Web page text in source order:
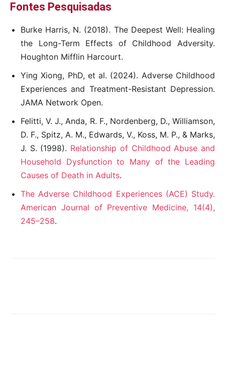
Fontes Pesquisadas
Burke Harris, N. (2018). The Deepest Well: Healing
the Long-Term Effects of Childhood Adversity.
Houghton Mifflin Harcourt.
Ying Xiong, PhD, et al. (2024). Adverse Childhood
Experiences and Treatment-Resistant Depression.
JAMA Network Open.
Felitti, V. J., Anda, R. F., Nordenberg, D., Williamson,
D. F., Spitz, A. M., Edwards, V., Koss, M. P., & Marks,
J. S. (1998). Relationship of Childhood Abuse and
Household Dysfunction to Many of the Leading
Causes of Death in Adults.
The Adverse Childhood Experiences (ACE) Study.
American Journal of Preventive Medicine, 14(4),
245–258.